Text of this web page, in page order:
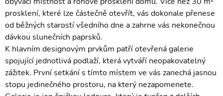
prosklení, které lze částečně otevřít, vás dokonale přenese
od běžných starostí všedního dne a zahrne vás nekonečnou
dávkou slunečních paprsků.
K hlavním designovým prvkům patří otevřená galerie
spojující jednotlivá podlaží, která vytváří neopakovatelný
zážitek. První setkání s tímto místem ve vás zanechá jasnou
stopu jedinečného prostoru, na který nezapomenete.